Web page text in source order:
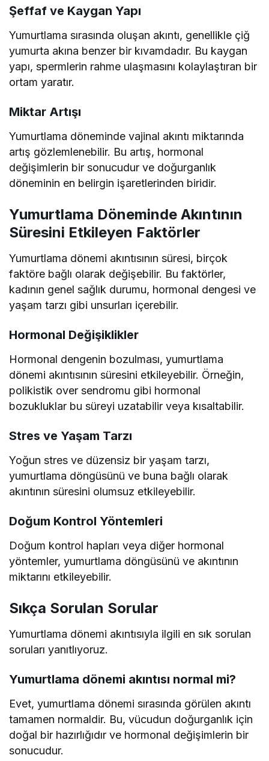
Şeffaf ve Kaygan Yapı
Yumurtlama sırasında oluşan akıntı, genellikle çiğ
yumurta akına benzer bir kıvamdadır. Bu kaygan
yapı, spermlerin rahme ulaşmasını kolaylaştıran bir
ortam yaratır.
Miktar Artışı
Yumurtlama döneminde vajinal akıntı miktarında
artış gözlemlenebilir. Bu artış, hormonal
değişimlerin bir sonucudur ve doğurganlık
döneminin en belirgin işaretlerinden biridir.
Yumurtlama Döneminde Akıntının
Süresini Etkileyen Faktörler
Yumurtlama dönemi akıntısının süresi, birçok
faktöre bağlı olarak değişebilir. Bu faktörler,
kadının genel sağlık durumu, hormonal dengesi ve
yaşam tarzı gibi unsurları içerebilir.
Hormonal Değişiklikler
Hormonal dengenin bozulması, yumurtlama
dönemi akıntısının süresini etkileyebilir. Örneğin,
polikistik over sendromu gibi hormonal
bozukluklar bu süreyi uzatabilir veya kısaltabilir.
Stres ve Yaşam Tarzı
Yoğun stres ve düzensiz bir yaşam tarzı,
yumurtlama döngüsünü ve buna bağlı olarak
akıntının süresini olumsuz etkileyebilir.
Doğum Kontrol Yöntemleri
Doğum kontrol hapları veya diğer hormonal
yöntemler, yumurtlama döngüsünü ve akıntının
miktarını etkileyebilir.
Sıkça Sorulan Sorular
Yumurtlama dönemi akıntısıyla ilgili en sık sorulan
soruları yanıtlıyoruz.
Yumurtlama dönemi akıntısı normal mi?
Evet, yumurtlama dönemi sırasında görülen akıntı
tamamen normaldir. Bu, vücudun doğurganlık için
doğal bir hazırlığıdır ve hormonal değişimlerin bir
sonucudur.